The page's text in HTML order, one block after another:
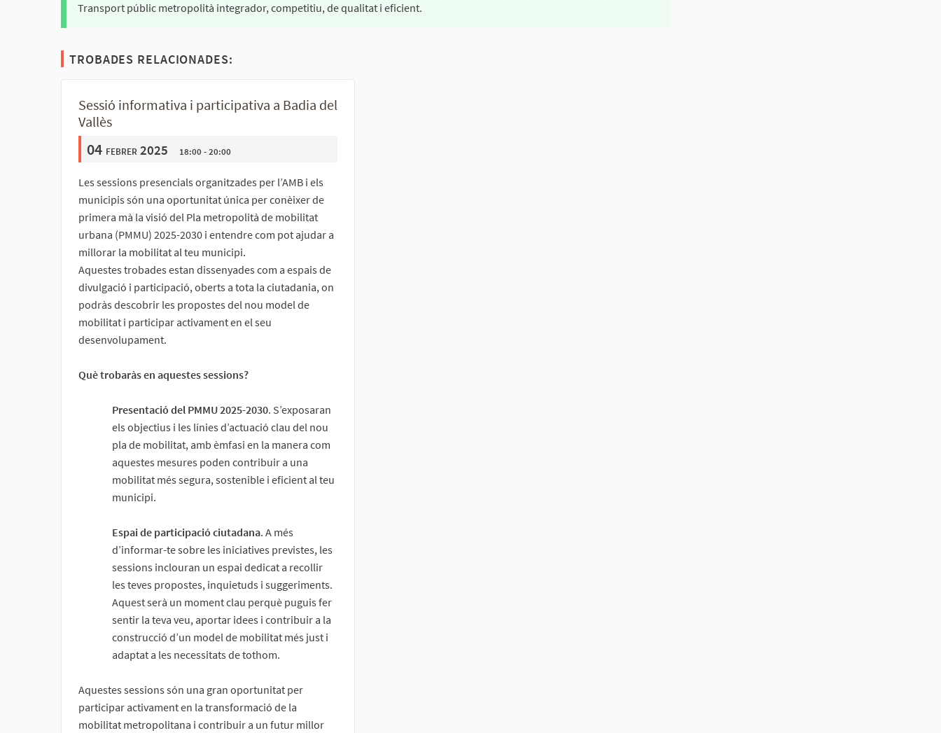
Transport públic metropolità integrador, competitiu, de qualitat i eficient.
TROBADES RELACIONADES:
Sessió informativa i participativa a Badia del
Vallès
04 febrer 2025 18:00 - 20:00
Les sessions presencials organitzades per l’AMB i els
municipis són una oportunitat única per conèixer de
primera mà la visió del Pla metropolità de mobilitat
urbana (PMMU) 2025-2030 i entendre com pot ajudar a
millorar la mobilitat al teu municipi.
Aquestes trobades estan dissenyades com a espais de
divulgació i participació, oberts a tota la ciutadania, on
podràs descobrir les propostes del nou model de
mobilitat i participar activament en el seu
desenvolupament.
Què trobaràs en aquestes sessions?
Presentació del PMMU 2025-2030. S’exposaran
els objectius i les línies d’actuació clau del nou
pla de mobilitat, amb èmfasi en la manera com
aquestes mesures poden contribuir a una
mobilitat més segura, sostenible i eficient al teu
municipi.
Espai de participació ciutadana. A més
d’informar-te sobre les iniciatives previstes, les
sessions inclouran un espai dedicat a recollir
les teves propostes, inquietuds i suggeriments.
Aquest serà un moment clau perquè puguis fer
sentir la teva veu, aportar idees i contribuir a la
construcció d’un model de mobilitat més just i
adaptat a les necessitats de tothom.
Aquestes sessions són una gran oportunitat per
participar activament en la transformació de la
mobilitat metropolitana i contribuir a un futur millor